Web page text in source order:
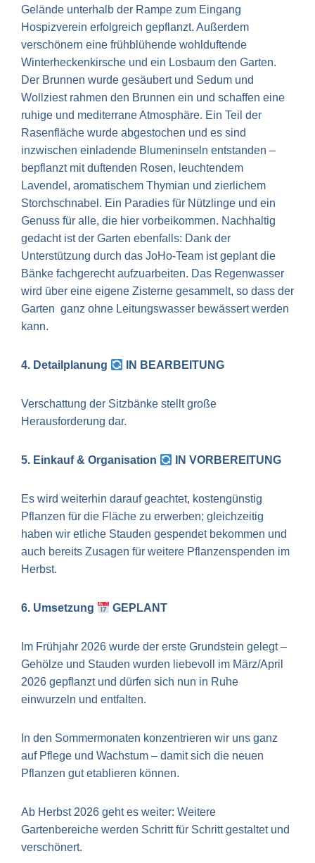
Gelände unterhalb der Rampe zum Eingang
Hospizverein erfolgreich gepflanzt. Außerdem
verschönern eine frühblühende wohlduftende
Winterheckenkirsche und ein Losbaum den Garten.
Der Brunnen wurde gesäubert und Sedum und
Wollziest rahmen den Brunnen ein und schaffen eine
ruhige und mediterrane Atmosphäre. Ein Teil der
Rasenfläche wurde abgestochen und es sind
inzwischen einladende Blumeninseln entstanden –
bepflanzt mit duftenden Rosen, leuchtendem
Lavendel, aromatischem Thymian und zierlichem
Storchschnabel. Ein Paradies für Nützlinge und ein
Genuss für alle, die hier vorbeikommen. Nachhaltig
gedacht ist der Garten ebenfalls: Dank der
Unterstützung durch das JoHo-Team ist geplant die
Bänke fachgerecht aufzuarbeiten. Das Regenwasser
wird über eine eigene Zisterne gesammelt, so dass der
Garten ganz ohne Leitungswasser bewässert werden
kann.
4. Detailplanung IN BEARBEITUNG
Verschattung der Sitzbänke stellt große
Herausforderung dar.
5. Einkauf & Organisation IN VORBEREITUNG
Es wird weiterhin darauf geachtet, kostengünstig
Pflanzen für die Fläche zu erwerben; gleichzeitig
haben wir etliche Stauden gespendet bekommen und
auch bereits Zusagen für weitere Pflanzenspenden im
Herbst.
6. Umsetzung GEPLANT
Im Frühjahr 2026 wurde der erste Grundstein gelegt –
Gehölze und Stauden wurden liebevoll im März/April
2026 gepflanzt und dürfen sich nun in Ruhe
einwurzeln und entfalten.
In den Sommermonaten konzentrieren wir uns ganz
auf Pflege und Wachstum – damit sich die neuen
Pflanzen gut etablieren können.
Ab Herbst 2026 geht es weiter: Weitere
Gartenbereiche werden Schritt für Schritt gestaltet und
verschönert.